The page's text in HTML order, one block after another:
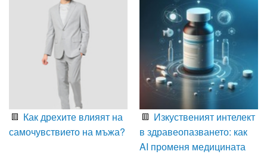
Как дрехите влияят на
самочувствието на мъжа?
Изкуственият интелект
в здравеопазването: как
AI променя медицината